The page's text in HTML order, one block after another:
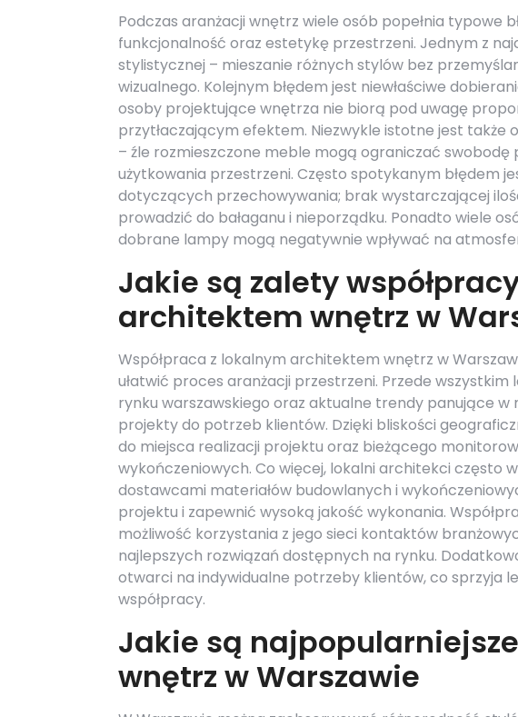
Podczas aranżacji wnętrz wiele osób popełnia typowe
funkcjonalność oraz estetykę przestrzeni. Jednym z
stylistycznej – mieszanie różnych stylów bez
wizualnego. Kolejnym błędem jest niewłaściwe
osoby projektujące wnętrza nie biorą pod uwagę
przytłaczającym efektem. Niezwykle istotne jest także
– źle rozmieszczone meble mogą ograniczać swobodę
użytkowania przestrzeni. Często spotykanym błędem
dotyczących przechowywania; brak wystarczającej
prowadzić do bałaganu i nieporządku. Ponadto wiele
dobrane lampy mogą negatywnie wpływać na
Jakie są zalety
architektem wnętrz w
Współpraca z lokalnym architektem wnętrz w
ułatwić proces aranżacji przestrzeni. Przede
rynku warszawskiego oraz aktualne trendy panujące w
projekty do potrzeb klientów. Dzięki bliskości
do miejsca realizacji projektu oraz bieżącego
wykończeniowych. Co więcej, lokalni architekci często
dostawcami materiałów budowlanych i
projektu i zapewnić wysoką jakość wykonania.
możliwość korzystania z jego sieci kontaktów
najlepszych rozwiązań dostępnych na rynku.
otwarci na indywidualne potrzeby klientów, co sprzyja
współpracy.
Jakie są
wnętrz w Warszawie